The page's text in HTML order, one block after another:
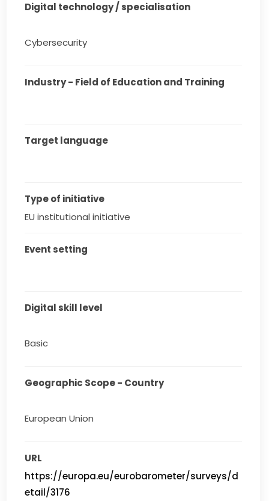
Digital technology / specialisation
Cybersecurity
Industry - Field of Education and Training
Target language
Type of initiative
EU institutional initiative
Event setting
Digital skill level
Basic
Geographic Scope - Country
European Union
URL
https://europa.eu/eurobarometer/surveys/d
etail/3176